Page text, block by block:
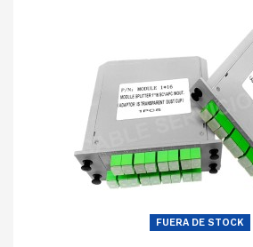
FUERA DE STOCK